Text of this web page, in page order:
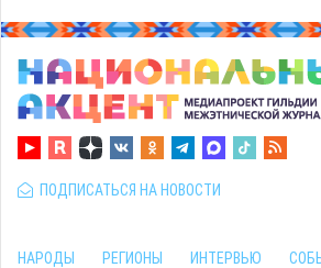
ПОДПИСАТЬСЯ НА НОВОСТИ
НАРОДЫ РЕГИОНЫ ИНТЕРВЬЮ